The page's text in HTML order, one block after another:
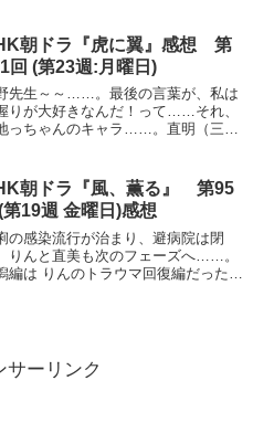
市の食べものを一切拒否して栄養失
亡くなったと聞き、衝...
朝ドラ『虎に翼』感想 第
回 (第23週:月曜日)
先生～～……。最後の言葉が、私は
りが大好きなんだ！って……それ、
っちゃんのキャラ……。直明（三山
星家では寅子（伊藤沙莉）が百合
貴美子）の様子がおかし...
朝ドラ『風、薫る』 第95
第19週 金曜日)感想
の感染流行が治まり、避病院は閉
りんと直美も次のフェーズへ……。
編は りんのトラウマ回復編だったみ
サーリンク